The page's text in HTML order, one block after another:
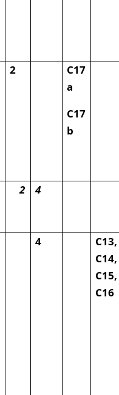
2
C17
a
C17
b
2 4
4
C13,
C14,
C15,
C16